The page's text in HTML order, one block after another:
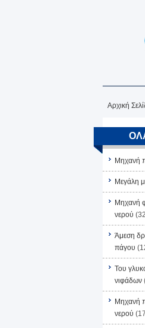
Αρχική
Μηχανή
Μεγάλη
Μηχανή
νερού
Άμεση
πάγου
Του
νιφάδων
Μηχανή
νερού